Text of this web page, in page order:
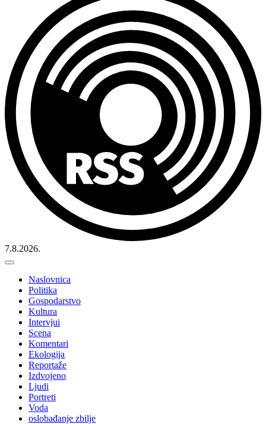
7.8.2026.
Naslovnica
Politika
Gospodarstvo
Kultura
Intervjui
Scena
Komentari
Ekologija
Reportaže
Izdvojeno
Ljudi
Portreti
Voda
oslobađanje zbilje